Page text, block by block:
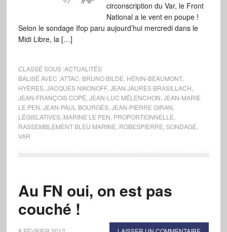
circonscription du Var, le Front
National a le vent en poupe !
Selon le sondage Ifop paru aujourd’hui mercredi dans le
Midi Libre, la […]
CLASSÉ SOUS :ACTUALITÉS
BALISÉ AVEC :ATTAC BRUNO BILDE HÉNIN-BEAUMONT,
HYÈRES, JACQUES NIKONOFF, JEAN JAURÈS BRASILLACH
JEAN-FRANÇOIS COPÉ JEAN-LUC MÉLENCHON JEAN-MARIE
LE PEN JEAN-PAUL BOURGÈS, JEAN-PIERRE GIRAN
LÉGISLATIVES, MARINE LE PEN PROPORTIONNELLE
RASSEMBLEMENT BLEU MARINE ROBESPIERRE SONDAGE
VAR
Au FN oui, on est pas
couché !